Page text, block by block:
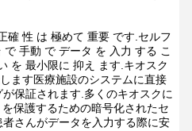
確 性 は 極めて 重要 です.セルフ
手動 で データ を 入力 する こ
を 最小限に 抑え ます.キオスク
ます医療施設のシステムに直接
保証されます.多くのキオスクに
保護するための暗号化されたセ
さんがデータを入力する際に安